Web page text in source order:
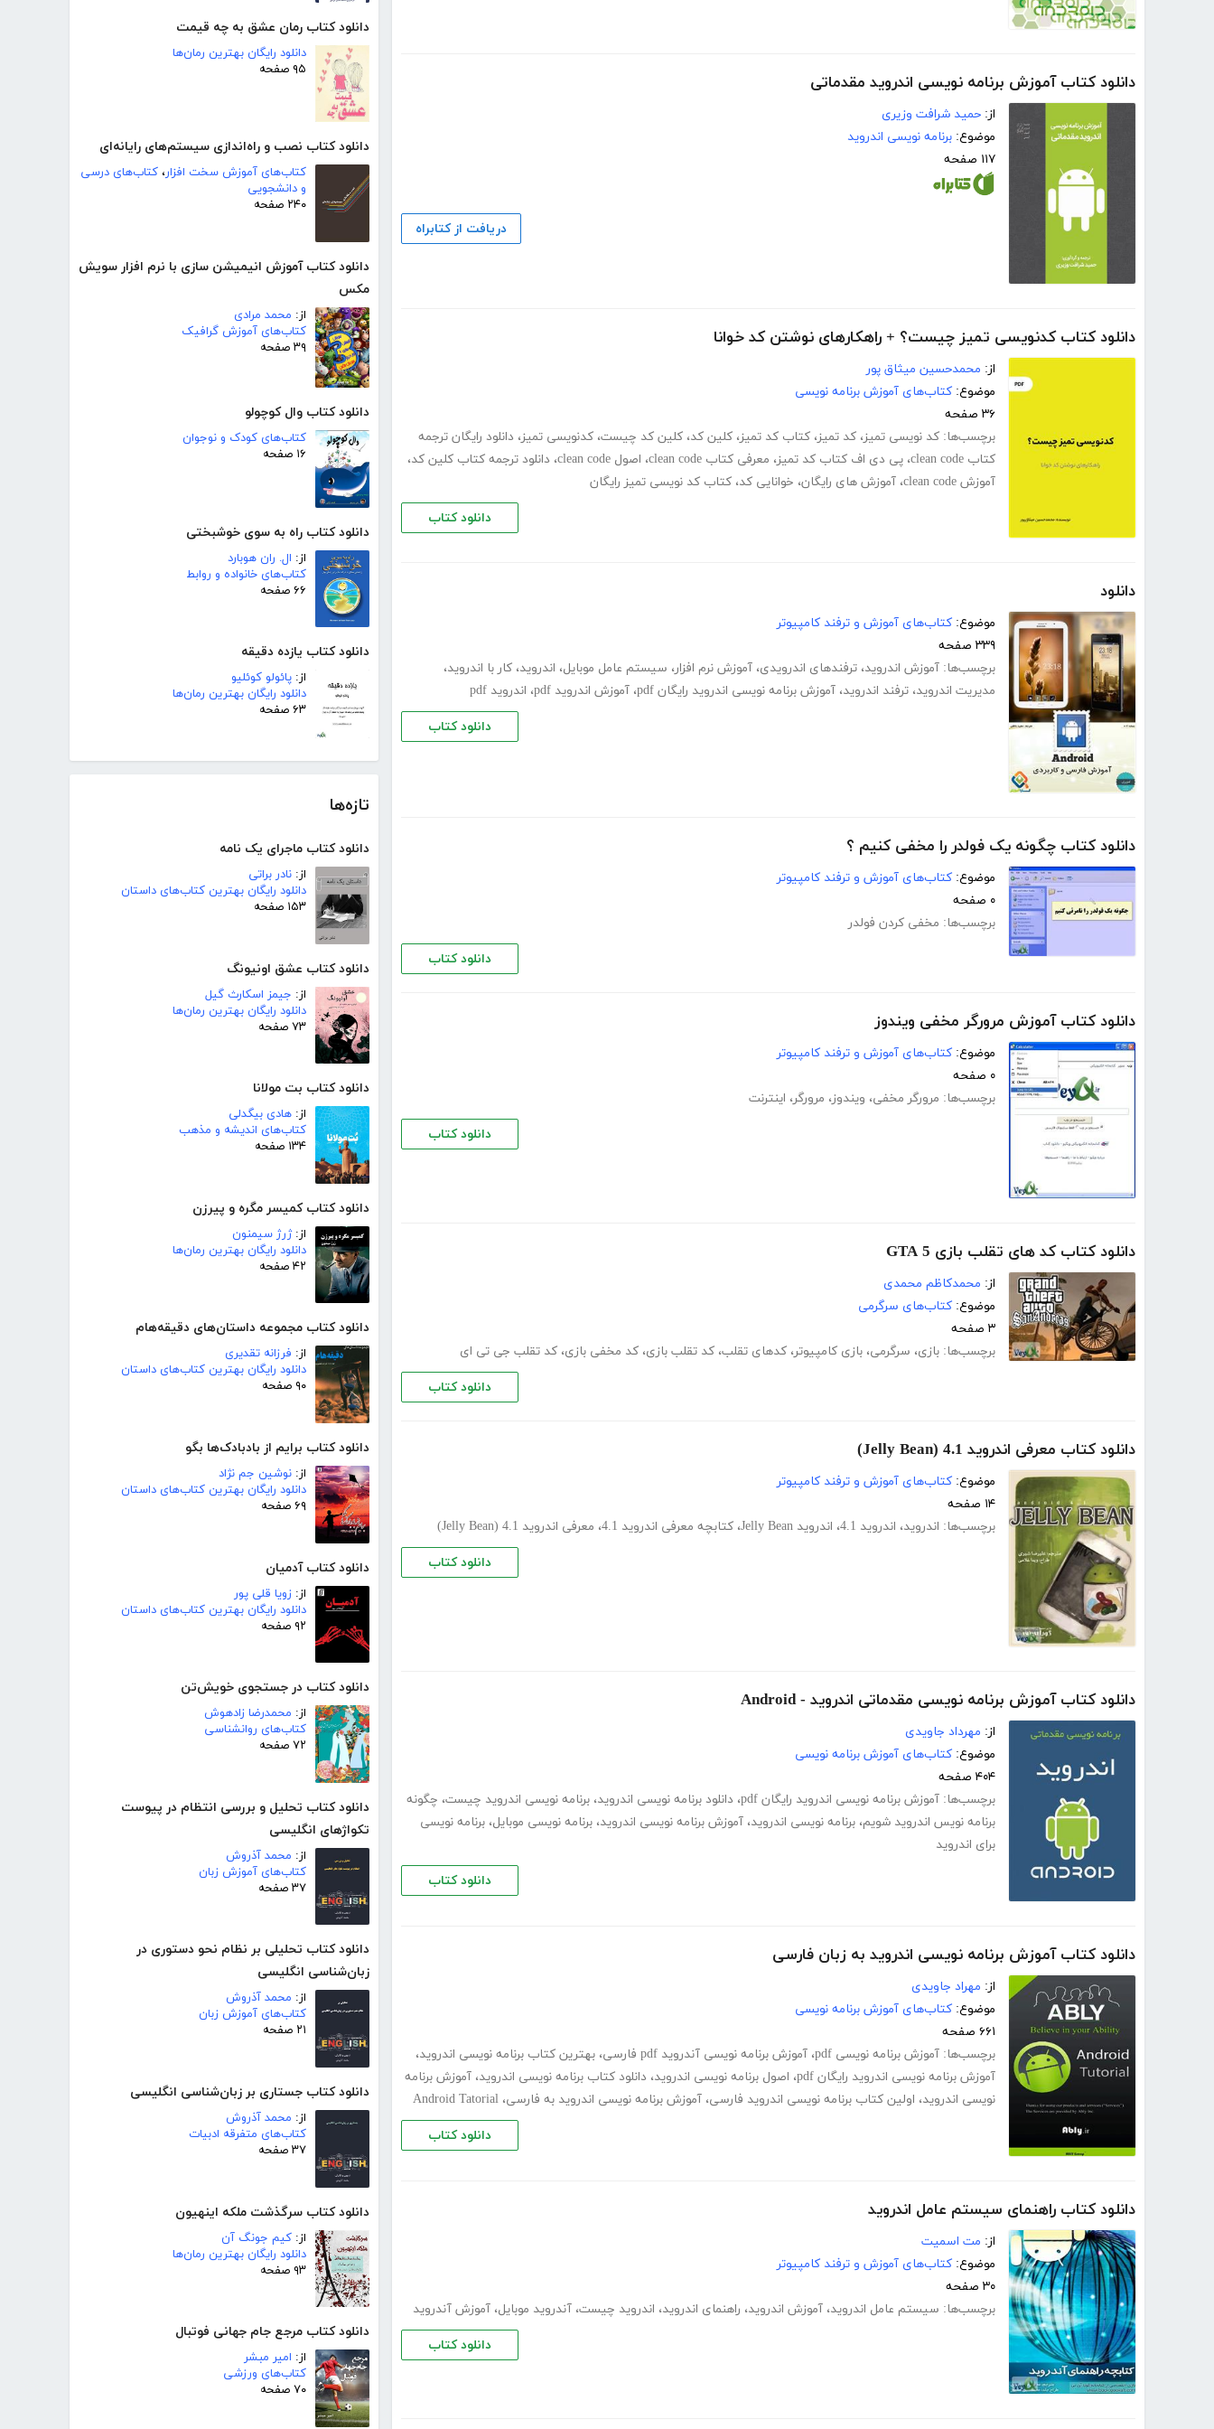
دانلود کتاب رمان عشق به چه قیمت
دانلود رایگان بهترین رمان‌ها
۹۵ صفحه
دانلود کتاب نصب و راه‌اندازی سیستم‌های رایانه‌ای
کتاب‌های آموزش سخت افزار، کتاب‌های درسی
و دانشجویی
۲۴۰ صفحه
دانلود کتاب آموزش انیمیشن سازی با نرم افزار سویش
مکس
از: محمد مرادی
کتاب‌های آموزش گرافیک
۳۹ صفحه
دانلود کتاب وال کوچولو
کتاب‌های کودک و نوجوان
۱۶ صفحه
دانلود کتاب راه به سوی خوشبختی
از: ال. ران هوبارد
کتاب‌های خانواده و روابط
۶۶ صفحه
دانلود کتاب یازده دقیقه
از: پائولو کوئلیو
دانلود رایگان بهترین رمان‌ها
۶۳ صفحه
تازه‌ها
دانلود کتاب ماجرای یک نامه
از: نادر براتی
دانلود رایگان بهترین کتاب‌های داستان
۱۵۳ صفحه
دانلود کتاب عشق اونیونگ
از: جیمز اسکارث گیل
دانلود رایگان بهترین رمان‌ها
۷۳ صفحه
دانلود کتاب بت مولانا
از: هادی بیگدلی
کتاب‌های اندیشه و مذهب
۱۳۴ صفحه
دانلود کتاب کمیسر مگره و پیرزن
از:ژرژ سیمنون
دانلود رایگان بهترین رمان‌ها
۴۲ صفحه
دانلود کتاب مجموعه داستان‌های دقیقه‌هام
از: فرزانه تقدیری
دانلود رایگان بهترین کتاب‌های داستان
۹۰ صفحه
دانلود کتاب برایم از بادبادک‌ها بگو
از: نوشین جم نژاد
دانلود رایگان بهترین کتاب‌های داستان
۶۹ صفحه
دانلود کتاب آدمیان
از: زویا قلی پور
دانلود رایگان بهترین کتاب‌های داستان
۹۲ صفحه
دانلود کتاب در جستجوی خویش‌تن
از: محمدرضا زادهوش
کتاب‌های روانشناسی
۷۲ صفحه
دانلود کتاب تحلیل و بررسی انتظام در پیوست
تکواژهای انگلیسی
از: محمد آذروش
کتاب‌های آموزش زبان
۳۷ صفحه
دانلود کتاب تحلیلی بر نظام نحو دستوری در
زبان‌شناسی انگلیسی
از: محمد آذروش
کتاب‌های آموزش زبان
۲۱ صفحه
دانلود کتاب جستاری بر زبان‌شناسی انگلیسی
از: محمد آذروش
کتاب‌های متفرقه ادبیات
۳۷ صفحه
دانلود کتاب سرگذشت ملکه اینهیون
از: کیم جونگ آن
دانلود رایگان بهترین رمان‌ها
۹۳ صفحه
دانلود کتاب مرجع جام جهانی فوتبال
از: امیر مبشر
کتاب‌های ورزشی
۷۰ صفحه
دانلود کتاب آموزش برنامه نویسی اندروید مقدماتی
از: حمید شرافت وزیری
موضوع: برنامه نویسی اندروید
۱۱۷ صفحه
دریافت از کتابراه
دانلود کتاب کدنویسی تمیز چیست؟ + راهکارهای نوشتن کد خوانا
از: محمدحسین میثاق پور
موضوع: کتاب‌های آموزش برنامه نویسی
۳۶ صفحه
برچسب‌ها: کد نویسی تمیز، کد تمیز، کتاب کد تمیز، کلین کد، کلین کد چیست، کدنویسی تمیز، دانلود رایگان ترجمه
کتاب clean code
، پی دی اف کتاب کد تمیز، معرفی کتاب clean code ، اصول clean code ، دانلود ترجمه کتاب کلین کد،
آموزش clean code
، آموزش های رایگان، خوانایی کد، کتاب کد نویسی تمیز رایگان
دانلود کتاب
دانلود
موضوع: کتاب‌های آموزش و ترفند کامپیوتر
۳۳۹ صفحه
برچسب‌ها: آموزش اندروید، ترفندهای اندرویدی، آموزش نرم افزار، سیستم عامل موبایل، اندروید، کار با اندروید،
مدیریت اندروید، ترفند اندروید، آموزش برنامه نویسی اندروید رایگان pdf ، آموزش اندروید pdf ، اندروید pdf
دانلود کتاب
دانلود کتاب چگونه یک فولدر را مخفی کنیم ؟
موضوع: کتاب‌های آموزش و ترفند کامپیوتر
۰ صفحه
برچسب‌ها: مخفی کردن فولدر
دانلود کتاب
دانلود کتاب آموزش مرورگر مخفی ویندوز
موضوع: کتاب‌های آموزش و ترفند کامپیوتر
۰ صفحه
برچسب‌ها: مرورگر مخفی، ویندوز، مرورگر، اینترنت
دانلود کتاب
دانلود کتاب کد های تقلب بازی GTA 5
از: محمدکاظم محمدی
موضوع: کتاب‌های سرگرمی
۳ صفحه
برچسب‌ها: بازی، سرگرمی، بازی کامپیوتر، کدهای تقلب، کد تقلب بازی، کد مخفی بازی، کد تقلب جی تی ای
دانلود کتاب
دانلود کتاب معرفی اندروید 4.1 (Jelly Bean)
موضوع: کتاب‌های آموزش و ترفند کامپیوتر
۱۴ صفحه
برچسب‌ها: اندروید، اندروید 4.1 ، اندروید Jelly Bean ، کتابچه معرفی اندروید 4.1 ، معرفی اندروید 4.1 (Jelly Bean)
دانلود کتاب
دانلود کتاب آموزش برنامه نویسی مقدماتی اندروید - Android
از: مهرداد جاویدی
موضوع: کتاب‌های آموزش برنامه نویسی
۴۰۴ صفحه
برچسب‌ها: آموزش برنامه نویسی اندروید رایگان pdf ، دانلود برنامه نویسی اندروید، برنامه نویسی اندروید چیست، چگونه
برنامه نویس اندروید شویم، برنامه نویسی اندروید، آموزش برنامه نویسی اندروید، برنامه نویسی موبایل، برنامه نویسی
برای اندروید
دانلود کتاب
دانلود کتاب آموزش برنامه نویسی اندروید به زبان فارسی
از: مهراد جاویدی
موضوع: کتاب‌های آموزش برنامه نویسی
۶۶۱ صفحه
برچسب‌ها: آموزش برنامه نویسی pdf ، آموزش برنامه نویسی آندروید pdf فارسی ، بهترین کتاب برنامه نویسی اندروید،
آموزش برنامه نویسی اندروید رایگان pdf
، اصول برنامه نویسی اندروید، دانلود کتاب برنامه نویسی اندروید، آموزش برنامه
نویسی اندروید، اولین کتاب برنامه نویسی اندروید فارسی، آموزش برنامه نویسی اندروید به فارسی، Android Tatorial
دانلود کتاب
دانلود کتاب راهنمای سیستم عامل اندروید
از: مت اسمیت
موضوع: کتاب‌های آموزش و ترفند کامپیوتر
۳۰ صفحه
برچسب‌ها: سیستم عامل اندروید، آموزش اندروید، راهنمای اندروید، اندروید چیست، آندروید موبایل، آموزش آندروید
دانلود کتاب